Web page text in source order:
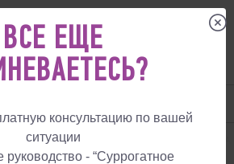
БЛОГ
ВСЕ ЕЩЕ
консультацию по вашей
ситуации
руководство - “Суррогатное